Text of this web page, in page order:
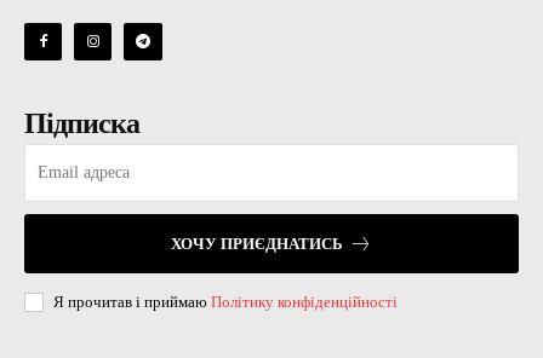
Підписка
ХОЧУ ПРИЄДНАТИСЬ
Я прочитав і приймаю Політику конфіденційності